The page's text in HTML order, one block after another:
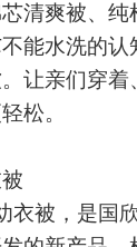
清爽被、纯
能水洗的认
让亲们穿着
松。
衣被，是国